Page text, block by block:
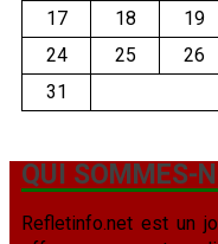
17
18 19
24
25 26
31
QUI SOMMES-
Refletinfo.net est un